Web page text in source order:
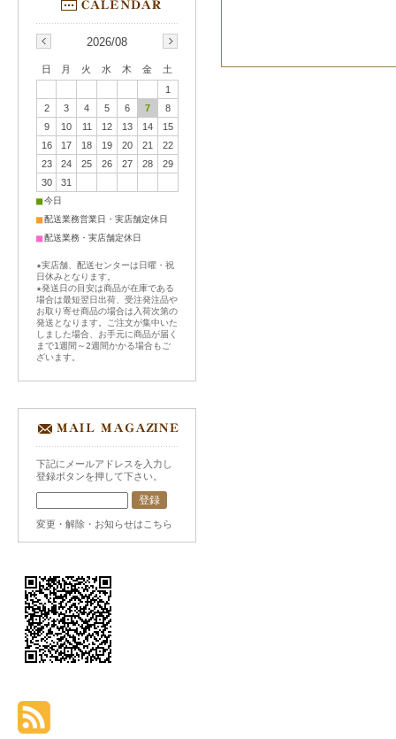
2026/08
日 月 火 水 木 金
土
1
2
3 4 5 6 7
8
9
10 11 12 13 14
15
16
17 18 19 20 21
22
23
24 25 26 27 28
29
30
31
■今日
■配送業務営業日・実店舗定休日
■配送業務・実店舗定休日
★実店舗、配送センターは日曜・祝
日休みとなります。
★発送日の目安は商品が在庫である
場合は最短翌日出荷、受注発注品や
お取り寄せ商品の場合は入荷次第の
発送となります。ご注文が集中いた
しました場合、お手元に商品が届く
まで1週間～2週間かかる場合もご
ざいます。
下記にメールアドレスを入力し
登録ボタンを押して下さい。
変更・解除・お知らせはこちら